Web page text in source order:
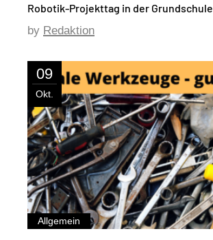
Robotik-Projekttag in der Grundschule
by Redaktion
09
Okt.
Allgemein